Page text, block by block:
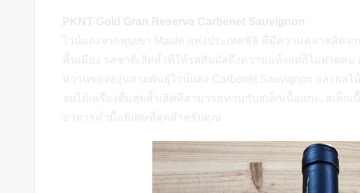
PKNT Gold Gran Reserva Carbenet Sauvignon
ไวน์แดงจากหุบเขา Maule แห่งประเทศชิลิ ที่มีความคลาสสิค
พื้นเมือง รสชาติเลิศล้ำที่ให้รสสัมผัสถึงความแห้งแต่ก็ไม่ฝาดค
หวานขององุ่นสายพันธุ์ไวน์แดง Carbenet Sauvignon และผล
จนได้เครื่องดื่มสุดล้ำเลิศที่สามารถทานกับสเต็กเนื้อแกะ, สเต็ก
อาหารค่ำมื้อพิเศษที่สุดสำหรับคุณ